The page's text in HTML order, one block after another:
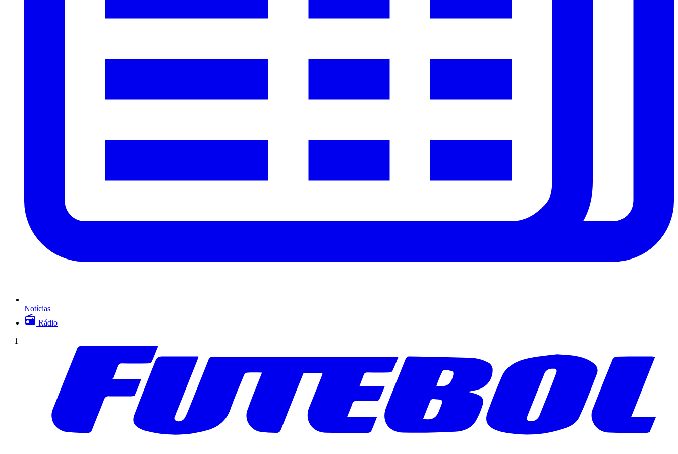
Notícias
Rádio
1